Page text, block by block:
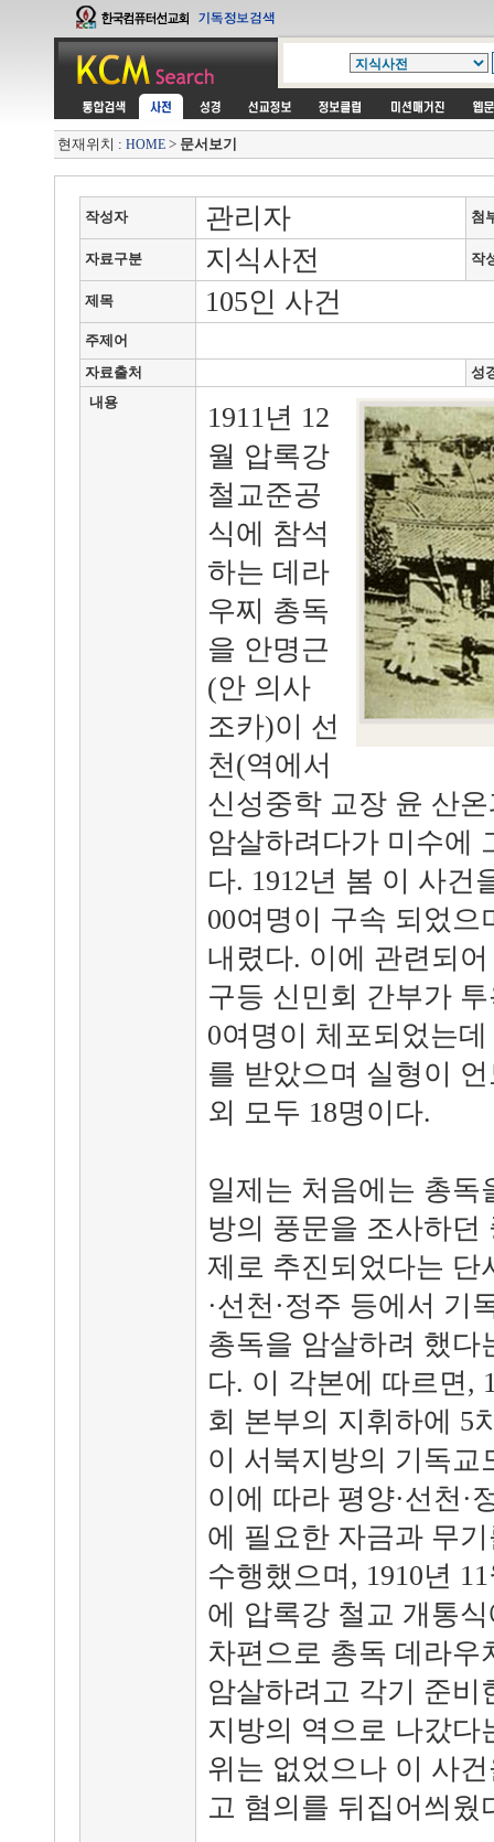
현재위치 : HOME > 문서보기
작성자 관리자 첨
자료구분 지식사전 작
제목 105인 사건
주제어
자료출처
성
내용
1911년 12
월 압록강
철교준공
식에 참석
하는 데라
우찌 총독
을 안명근
(안 의사
조카)이 선
천(역에서
신성중학 교장 윤 산
암살하려다가 미수에
다. 1912년 봄 이 사건
00여명이 구속 되었으
내렸다. 이에 관련되
구등 신민회 간부가
0여명이 체포되었는
를 받았으며 실형이
외 모두 18명이다.
일제는 처음에는 총독
방의 풍문을 조사하던
제로 추진되었다는 단
·선천·정주 등에서 기
총독을 암살하려 했다
다. 이 각본에 따르면,
회 본부의 지휘하에 5
이 서북지방의 기독교
이에 따라 평양·선천·
에 필요한 자금과 무
수행했으며, 1910년
에 압록강 철교 개통
차편으로 총독 데라우
암살하려고 각기 준
지방의 역으로 나갔다
위는 없었으나 이 사
고 혐의를 뒤집어씌웠